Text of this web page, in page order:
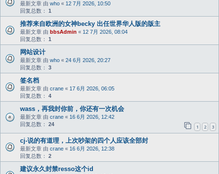
最新文章 由 who « 12 7月 2026, 10:50
回复总数： 1
推荐来自欧洲的女神becky 出任世界华人版的版主
最新文章 由 bbsAdmin « 12 7月 2026, 08:04
回复总数： 1
网站设计
最新文章 由 who « 24 6月 2026, 20:27
回复总数： 3
签名档
最新文章 由 crane « 17 6月 2026, 06:05
回复总数： 4
wass，再我封你前，你还有一次机会
最新文章 由 crane « 16 6月 2026, 12:42
回复总数： 24 1 2 3
cj-说的有道理，上次吵架的四个人应该全部封
最新文章 由 crane « 16 6月 2026, 12:38
回复总数： 2
建议永久封禁resso这个id